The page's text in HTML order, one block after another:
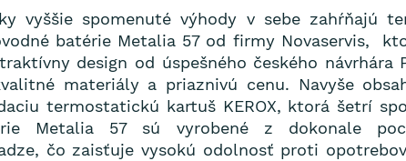
vyššie spomenuté výhody v sebe zahŕňajú
batérie Metalia 57 od firmy Novaservis,
design od úspešného českého návrhára
materiály a priaznivú cenu. Navyše
termostatickú kartuš KEROX, ktorá šetrí
Metalia 57 sú vyrobené z dokonale
čo zaisťuje vysokú odolnosť proti